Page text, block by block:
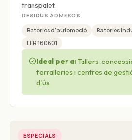
transpalet.
RESIDUS ADMESOS
Bateries d'automoció
Bateries
LER 160601
Ideal per a:Tallers,
ferralleries i centres de
d'ús.
ESPECIALS